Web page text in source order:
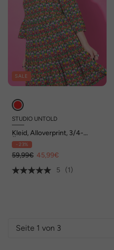
SALE
STUDIO UNTOLD
Kleid, Alloverprint, 3/4-
Ärmel, Volants
- 23%
59,99€ 45,99€
5
(1)
Seite 1 von 3